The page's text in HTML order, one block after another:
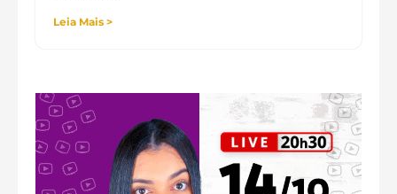
Leia Mais >